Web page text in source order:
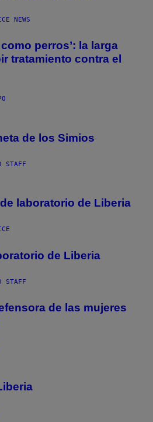
NEWS
perros’: la larga
tratamiento contra el
de los Simios
STAFF
laboratorio de Liberia
de Liberia
STAFF
de las mujeres